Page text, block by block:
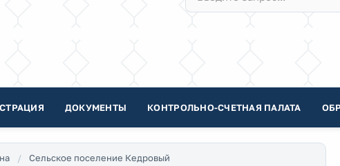
ДОКУМЕНТЫ КОНТРОЛЬНО-СЧЕТНАЯ ПАЛАТА
Сельское поселение Кедровый